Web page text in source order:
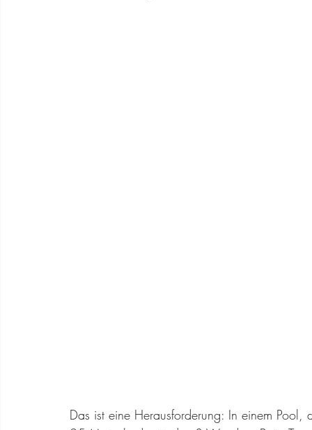
Das ist eine Herausforderung: In einem